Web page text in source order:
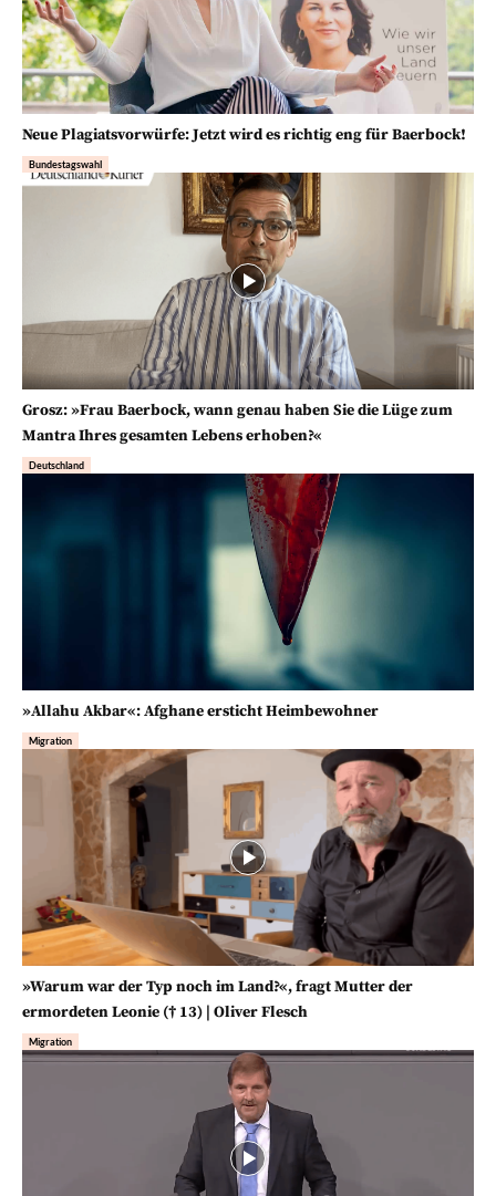
Neue Plagiatsvorwürfe: Jetzt wird es richtig eng für Baerbock!
Bundestagswahl
Grosz: »Frau Baerbock, wann genau haben Sie die Lüge zum
Mantra Ihres gesamten Lebens erhoben?«
Deutschland
»Allahu Akbar«: Afghane ersticht Heimbewohner
Migration
»Warum war der Typ noch im Land?«, fragt Mutter der
ermordeten Leonie († 13) | Oliver Flesch
Migration